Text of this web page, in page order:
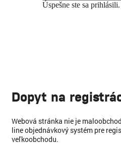
Úspešne ste sa prihlásili.
Dopyt na
Webová stránka nie je
line objednávkový systém pre
veľkoobchodu.